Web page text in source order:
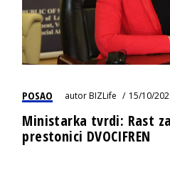
POSAO autorBIZLife 15/10/
Ministarka tvrdi: Rast
prestonici DVOCIFREN